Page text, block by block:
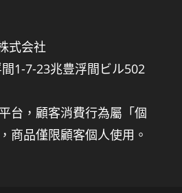
式会社
1-7-23兆豊浮間ビル502
台，顧客消費行為屬「個
商品僅限顧客個人使用。